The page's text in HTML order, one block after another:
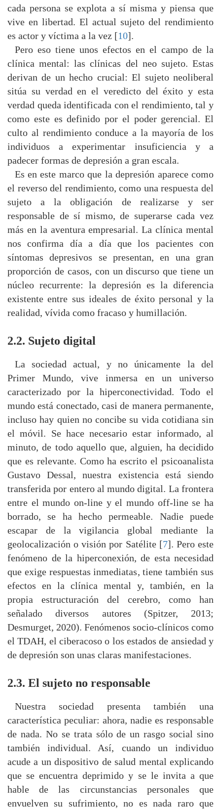
cada persona se explota a sí misma y piensa que
vive en libertad. El actual sujeto del rendimiento
es actor y víctima a la vez [10].
Pero eso tiene unos efectos en el campo de la
clínica mental: las clínicas del neo sujeto. Estas
derivan de un hecho crucial: El sujeto neoliberal
sitúa su verdad en el veredicto del éxito y esta
verdad queda identificada con el rendimiento, tal y
como este es definido por el poder gerencial. El
culto al rendimiento conduce a la mayoría de los
individuos a experimentar insuficiencia y a
padecer formas de depresión a gran escala.
Es en este marco que la depresión aparece como
el reverso del rendimiento, como una respuesta del
sujeto a la obligación de realizarse y ser
responsable de sí mismo, de superarse cada vez
más en la aventura empresarial. La clínica mental
nos confirma día a día que los pacientes con
síntomas depresivos se presentan, en una gran
proporción de casos, con un discurso que tiene un
núcleo recurrente: la depresión es la diferencia
existente entre sus ideales de éxito personal y la
realidad, vívida como fracaso y humillación.
2.2. Sujeto digital
La sociedad actual, y no únicamente la del
Primer Mundo, vive inmersa en un universo
caracterizado por la hiperconectividad. Todo el
mundo está conectado, casi de manera permanente,
incluso hay quien no concibe su vida cotidiana sin
el móvil. Se hace necesario estar informado, al
minuto, de todo aquello que, alguien, ha decidido
que es relevante. Como ha escrito el psicoanalista
Gustavo Dessal, nuestra existencia está siendo
transferida por entero al mundo digital. La frontera
entre el mundo on-line y el mundo off-line se ha
borrado, se ha hecho permeable. Nadie puede
escapar de la vigilancia global mediante la
geolocalización o visión por Satélite [7]. Pero este
fenómeno de la hiperconexión, de esta necesidad
que exige respuestas inmediatas, tiene también sus
efectos en la clínica mental y, también, en la
propia estructuración del cerebro, como han
señalado diversos autores (Spitzer, 2013;
Desmurget, 2020). Fenómenos socio-clínicos como
el TDAH, el ciberacoso o los estados de ansiedad y
de depresión son unas claras manifestaciones.
2.3. El sujeto no responsable
Nuestra sociedad presenta también una
característica peculiar: ahora, nadie es responsable
de nada. No se trata sólo de un rasgo social sino
también individual. Así, cuando un individuo
acude a un dispositivo de salud mental explicando
que se encuentra deprimido y se le invita a que
hable de las circunstancias personales que
envuelven su sufrimiento, no es nada raro que